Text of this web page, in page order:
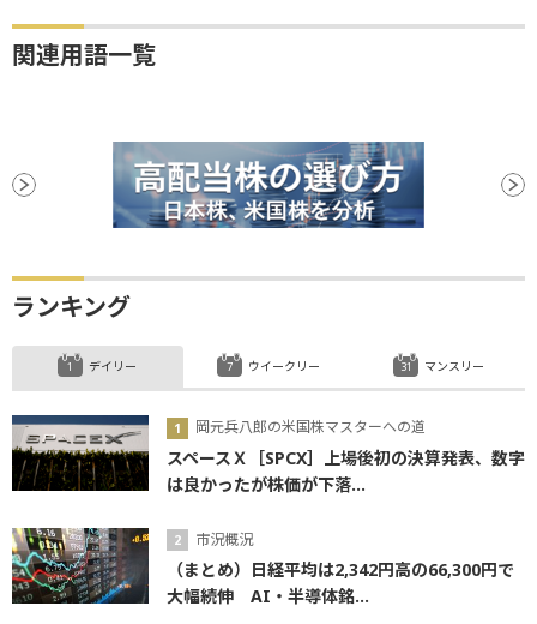
関連用語一覧
ランキング
デイリー
岡元兵八郎の米国株マスターへの道
スペースＸ［SPCX］上場後初の決算発表、数字
は良かったが株価が下落...
市況概況
（まとめ）日経平均は2,342円高の66,300円で
大幅続伸 AI・半導体銘...
ウイークリー マンスリー